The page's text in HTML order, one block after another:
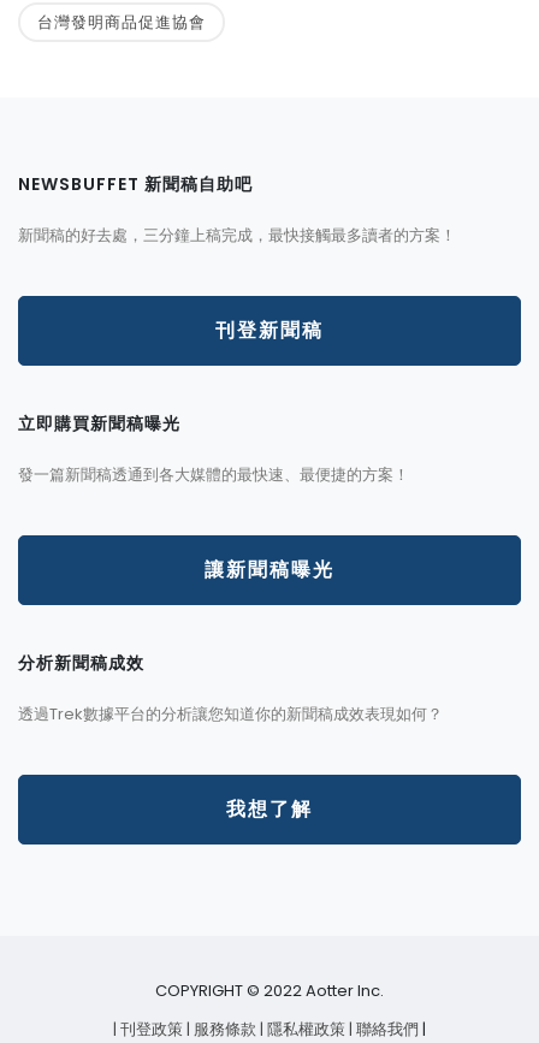
台灣發明商品促進協會
NEWSBUFFET 新聞稿自助吧
新聞稿的好去處，三分鐘上稿完成，最快接觸最多讀者的方案！
刊登新聞稿
立即購買新聞稿曝光
發一篇新聞稿透通到各大媒體的最快速、最便捷的方案！
讓新聞稿曝光
分析新聞稿成效
透過Trek數據平台的分析讓您知道你的新聞稿成效表現如何？
我想了解
COPYRIGHT © 2022 Aotter Inc.
| 刊登政策| 服務條款 | 隱私權政策| 聯絡我們 |